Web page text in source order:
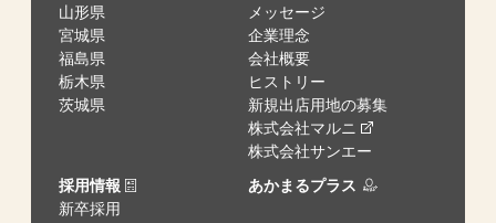
山形県
宮城県
福島県
栃木県
茨城県
メッセージ
企業理念
会社概要
ヒストリー
新規出店用地の募集
株式会社マルニ
株式会社サンエー
採用情報
新卒採用
あかまるプラス